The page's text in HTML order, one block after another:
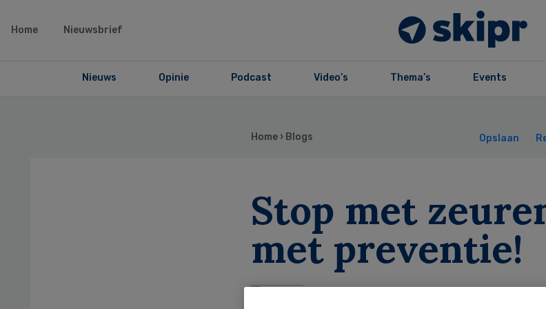
Home Nieuwsbrief
Nieuws Opinie Podcast Video’s Thema’s Events
Home › Blogs Opslaan
Stop met
met preventie!